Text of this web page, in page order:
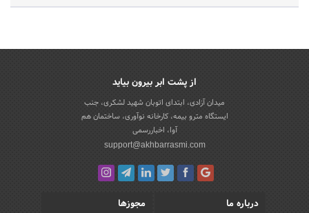
از پشت ابر بیرون بیاید
میدان آزادی، ابتدای اتوبان شهید لشکری، جنب
ایستگاه مترو بیمه، کارخانه نوآوری، ساختمان هم
آوا، اخباررسمی
support@akhbarrasmi.com
درباره ما
مجوزها